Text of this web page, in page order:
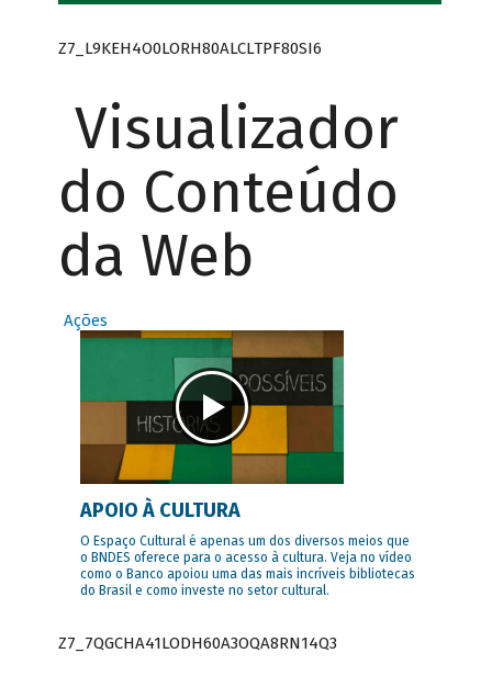
Z7_L9KEH4O0LORH80ALCLTPF80SI6
Visualizador
do Conteúdo
da Web
Ações
APOIO À CULTURA
O Espaço Cultural é apenas um dos diversos meios que
o BNDES oferece para o acesso à cultura. Veja no vídeo
como o Banco apoiou uma das mais incríveis bibliotecas
do Brasil e como investe no setor cultural.
Z7_7QGCHA41LODH60A3OQA8RN14Q3